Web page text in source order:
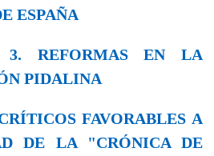
ESPAÑA
3. REFORMAS EN LA
PIDALINA
FAVORABLES A
DE LA "CRÓNICA DE